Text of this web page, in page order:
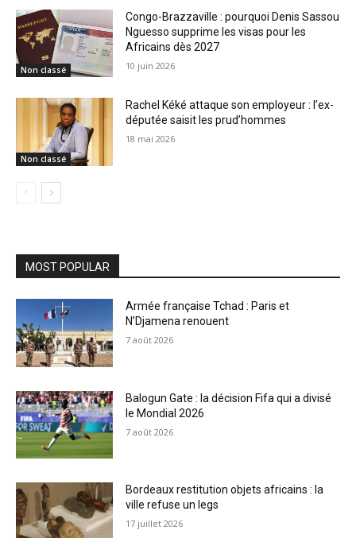
Non classé
Congo-Brazzaville : pourquoi Denis Sassou
Nguesso supprime les visas pour les
Africains dès 2027
10 juin 2026
Non classé
Rachel Kéké attaque son employeur : l’ex-
députée saisit les prud’hommes
18 mai 2026
MOST POPULAR
Armée française Tchad : Paris et
N’Djamena renouent
7 août 2026
Balogun Gate : la décision Fifa qui a divisé
le Mondial 2026
7 août 2026
Bordeaux restitution objets africains : la
ville refuse un legs
17 juillet 2026